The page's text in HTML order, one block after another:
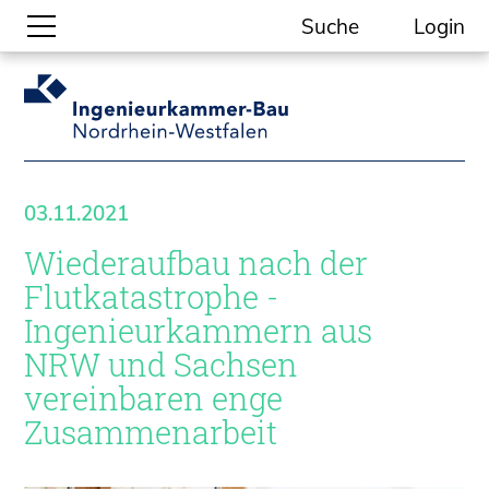
Suche
Gesellschaftliche Themen
Aktuelle Meldungen
Kein Ding ohne ING.
Ingenieurkammer-Bau NRW
Willkommen bei der Kammer
Aufgaben
Gremien
Geschäftsstelle
Mitgliedschaft
Veranstaltungsformate
Login
03.11.2021
Wiederaufbau nach der
Flutkatastrophe -
Ingenieurkammern aus
NRW und Sachsen
vereinbaren enge
Zusammenarbeit